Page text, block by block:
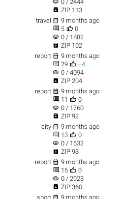
visibility 0 / 2444
 ZIP 113
travel  9 months ago
 5  0
visibility 0 / 1882
 ZIP 102
report  9 months ago
 29  +4
visibility 0 / 4094
 ZIP 204
report  9 months ago
 11  0
visibility 0 / 1760
 ZIP 92
city  9 months ago
 13  0
visibility 0 / 1632
 ZIP 93
report  9 months ago
 16  0
visibility 0 / 2923
 ZIP 360
sport  9 months ago